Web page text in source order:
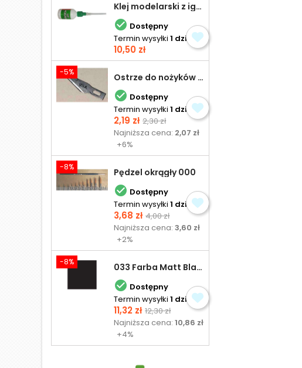
Klej modelarski z igłą 30 ml
 Dostępny
Termin wysyłki 1 dzień
Cena
10,50 zł
-5% Ostrze do nożyków Excel
 Dostępny
Termin wysyłki 1 dzień
Cena
2,19 zł Cena
podstawowa
2,30 zł
Najniższa cena: 2,07 zł
+6%
-8% Pędzel okrągły 000
 Dostępny
Termin wysyłki 1 dzień
Cena
3,68 zł Cena
podstawowa
4,00 zł
Najniższa cena:3,60 zł
+2%
-8% 033 Farba Matt Black - olejna
 Dostępny
Termin wysyłki 1 dzień
Cena
11,32 zł Cena
podstawowa
12,30 zł
Najniższa cena:10,86 zł
+4%